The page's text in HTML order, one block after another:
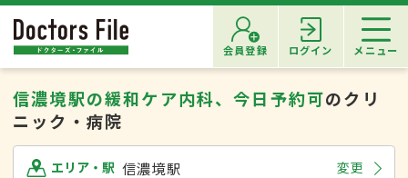
会員登録 ログイン メニュー
信濃境駅の緩和ケア内科、今日予約可のクリ
ニック・病院
エリア・駅 信濃境駅 変更